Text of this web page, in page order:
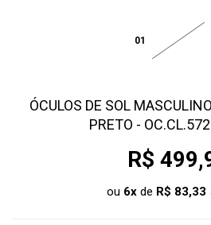
01
ÓCULOS DE SOL
PRETO -
R$
ou 6xde R$ 83,33